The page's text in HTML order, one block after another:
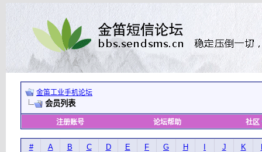
金笛工业手机论坛
会员列表
注册账号 论坛帮助 社区
# A B C D E F G H J K